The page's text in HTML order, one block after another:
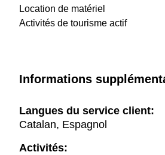
Location de matériel
Activités de tourisme actif
Informations
Langues du service client:
Catalan, Espagnol
Activités: